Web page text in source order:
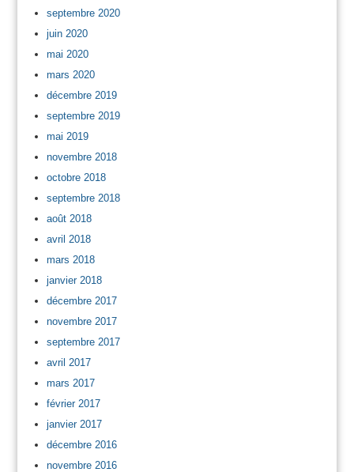
septembre 2020
juin 2020
mai 2020
mars 2020
décembre 2019
septembre 2019
mai 2019
novembre 2018
octobre 2018
septembre 2018
août 2018
avril 2018
mars 2018
janvier 2018
décembre 2017
novembre 2017
septembre 2017
avril 2017
mars 2017
février 2017
janvier 2017
décembre 2016
novembre 2016